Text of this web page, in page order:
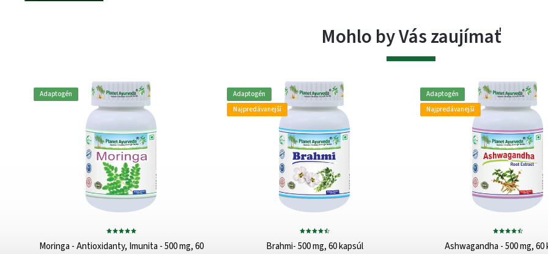
Mohlo by Vás zaujímať
Adaptogén
Moringa - Antioxidanty, Imunita - 500 mg, 60
Adaptogén
Najpredávanejší
Brahmi- 500 mg, 60 kapsúl
Adaptogén
Najpredávanejší
Ashwagandha - 500 mg, 60